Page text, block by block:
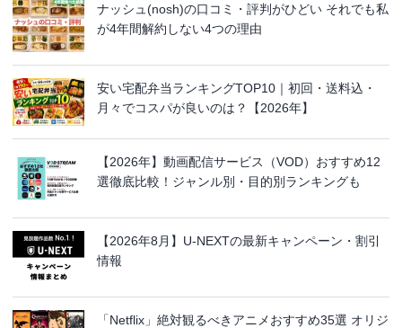
ナッシュ(nosh)の口コミ・評判がひどい それでも私
が4年間解約しない4つの理由
安い宅配弁当ランキングTOP10｜初回・送料込・
月々でコスパが良いのは？【2026年】
【2026年】動画配信サービス（VOD）おすすめ12
選徹底比較！ジャンル別・目的別ランキングも
【2026年8月】U-NEXTの最新キャンペーン・割引
情報
「Netflix」絶対観るべきアニメおすすめ35選 オリジ